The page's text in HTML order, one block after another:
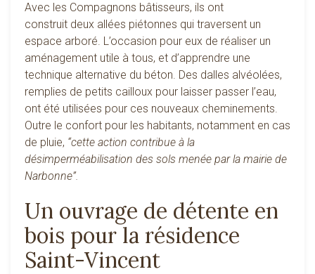
Avec les Compagnons bâtisseurs, ils ont
construit deux allées piétonnes qui traversent un
espace arboré. L’occasion pour eux de réaliser un
aménagement utile à tous, et d’apprendre une
technique alternative du béton. Des dalles alvéolées,
remplies de petits cailloux pour laisser passer l’eau,
ont été utilisées pour ces nouveaux cheminements.
Outre le confort pour les habitants, notamment en cas
de pluie, “cette action contribue à la
désimperméabilisation des sols menée par la mairie de
Narbonne”.
Un ouvrage de détente en
bois pour la résidence
Saint-Vincent